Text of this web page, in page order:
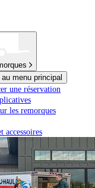
au menu principal
une réservation
les remorques
accessoires